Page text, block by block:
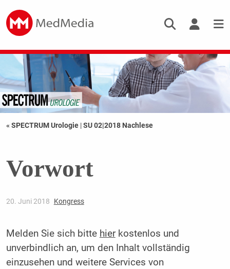
« SPECTRUM Urologie |SU 02|2018 Nachlese
Vorwort
20. Juni 2018 Kongress
Melden Sie sich bitte hierkostenlos und
unverbindlich an, um den Inhalt vollständig
einzusehen und weitere Services von